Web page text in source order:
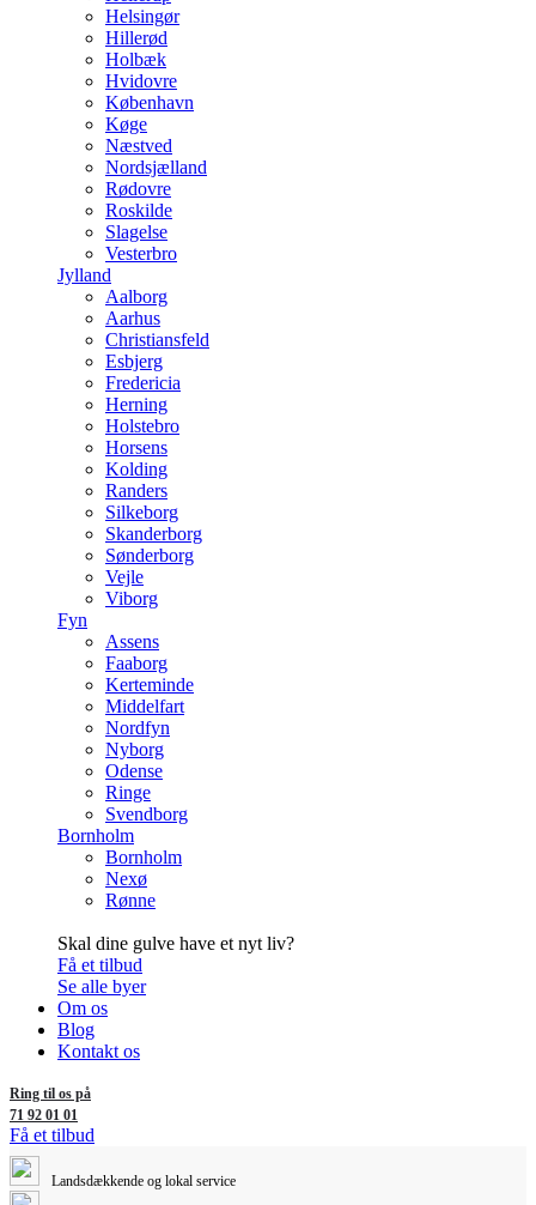
Helsingør
Hillerød
Holbæk
Hvidovre
København
Køge
Næstved
Nordsjælland
Rødovre
Roskilde
Slagelse
Vesterbro
Jylland
Aalborg
Aarhus
Christiansfeld
Esbjerg
Fredericia
Herning
Holstebro
Horsens
Kolding
Randers
Silkeborg
Skanderborg
Sønderborg
Vejle
Viborg
Fyn
Assens
Faaborg
Kerteminde
Middelfart
Nordfyn
Nyborg
Odense
Ringe
Svendborg
Bornholm
Bornholm
Nexø
Rønne
Skal dine gulve have et nyt liv?
Få et tilbud
Se alle byer
Om os
Blog
Kontakt os
Ring til os på
71 92 01 01
Få et tilbud
Landsdækkende og lokal service